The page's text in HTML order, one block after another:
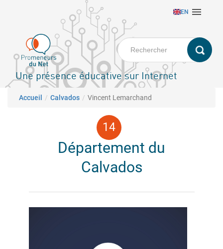
principal
EN 
Une présence éducative sur Internet
Fil d'Ariane
Accueil Calvados Vincent Lemarchand
Département du
Calvados